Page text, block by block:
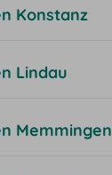
Konstanz
Lindau
Memmingen